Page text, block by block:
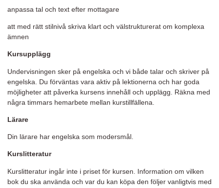
anpassa tal och text efter mottagare
att med rätt stilnivå skriva klart och välstrukturerat om komplexa
ämnen
Kursupplägg
Undervisningen sker på engelska och vi både talar och skriver på
engelska. Du förväntas vara aktiv på lektionerna och har goda
möjligheter att påverka kursens innehåll och upplägg. Räkna med
några timmars hemarbete mellan kurstillfällena.
Lärare
Din lärare har engelska som modersmål.
Kurslitteratur
Kurslitteratur ingår inte i priset för kursen. Information om vilken
bok du ska använda och var du kan köpa den följer vanligtvis med